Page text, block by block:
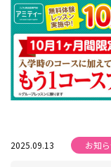
2025.09.13 お知